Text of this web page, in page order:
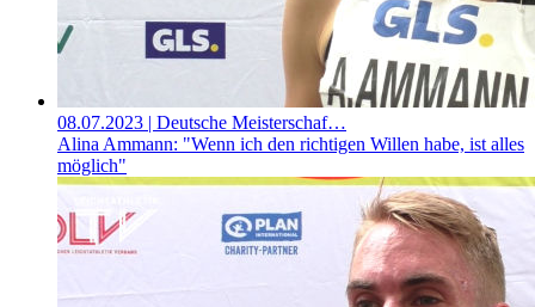
08.07.2023 | Deutsche Meisterschaf…
Alina Ammann: "Wenn ich den richtigen Willen habe, ist alles
möglich"